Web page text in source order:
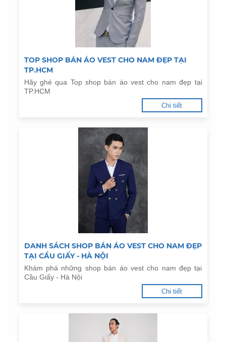
TOP SHOP BÁN ÁO VEST CHO NAM ĐẸP TẠI
TP.HCM
Hãy ghé qua Top shop bán áo vest cho nam đẹp tại
TP.HCM
Chi tiết
DANH SÁCH SHOP BÁN ÁO VEST CHO NAM ĐẸP
TẠI CẦU GIẤY - HÀ NỘI
Khám phá những shop bán áo vest cho nam đẹp tại
Cầu Giấy - Hà Nội
Chi tiết